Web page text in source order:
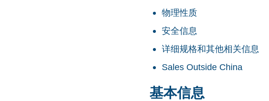
物理性质
安全信息
详细规格和其他相关信息
Sales Outside China
基本信息